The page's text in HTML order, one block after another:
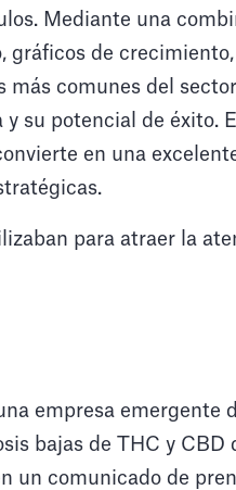
Mediante una
gráficos de
más comunes del
su potencial de éxito.
en una
para atraer la
empresa emergente
bajas de THC y
un comunicado de